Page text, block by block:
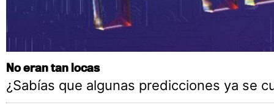
No eran tan locas
¿Sabías que algunas predicciones ya se